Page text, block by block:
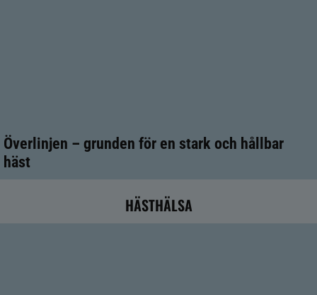
Överlinjen – grunden för en stark och hållbar
häst
HÄSTHÄLSA